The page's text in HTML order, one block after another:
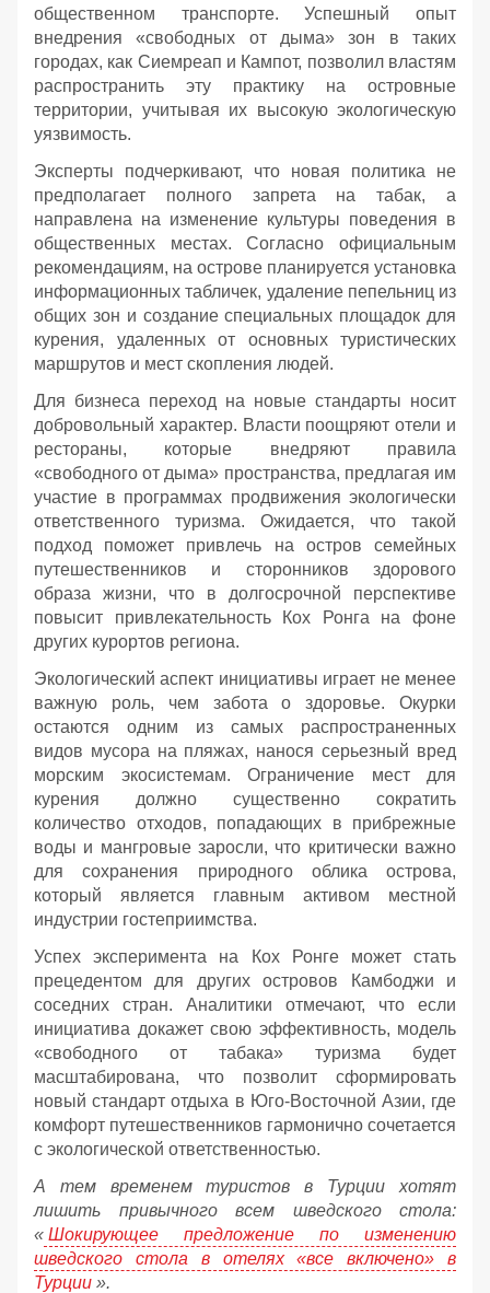
общественном транспорте. Успешный опыт
внедрения «свободных от дыма» зон в таких
городах, как Сиемреап и Кампот, позволил властям
распространить эту практику на островные
территории, учитывая их высокую экологическую
уязвимость.
Эксперты подчеркивают, что новая политика не
предполагает полного запрета на табак, а
направлена на изменение культуры поведения в
общественных местах. Согласно официальным
рекомендациям, на острове планируется установка
информационных табличек, удаление пепельниц из
общих зон и создание специальных площадок для
курения, удаленных от основных туристических
маршрутов и мест скопления людей.
Для бизнеса переход на новые стандарты носит
добровольный характер. Власти поощряют отели и
рестораны, которые внедряют правила
«свободного от дыма» пространства, предлагая им
участие в программах продвижения экологически
ответственного туризма. Ожидается, что такой
подход поможет привлечь на остров семейных
путешественников и сторонников здорового
образа жизни, что в долгосрочной перспективе
повысит привлекательность Кох Ронга на фоне
других курортов региона.
Экологический аспект инициативы играет не менее
важную роль, чем забота о здоровье. Окурки
остаются одним из самых распространенных
видов мусора на пляжах, нанося серьезный вред
морским экосистемам. Ограничение мест для
курения должно существенно сократить
количество отходов, попадающих в прибрежные
воды и мангровые заросли, что критически важно
для сохранения природного облика острова,
который является главным активом местной
индустрии гостеприимства.
Успех эксперимента на Кох Ронге может стать
прецедентом для других островов Камбоджи и
соседних стран. Аналитики отмечают, что если
инициатива докажет свою эффективность, модель
«свободного от табака» туризма будет
масштабирована, что позволит сформировать
новый стандарт отдыха в Юго-Восточной Азии, где
комфорт путешественников гармонично сочетается
с экологической ответственностью.
А тем временем туристов в Турции хотят
лишить привычного всем шведского стола:
« Шокирующее предложение по изменению
шведского стола в отелях «все включено» в
Турции ».